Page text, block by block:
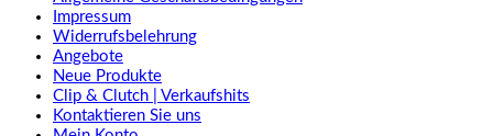
Impressum
Widerrufsbelehrung
Angebote
Neue Produkte
Clip & Clutch | Verkaufshits
Kontaktieren Sie uns